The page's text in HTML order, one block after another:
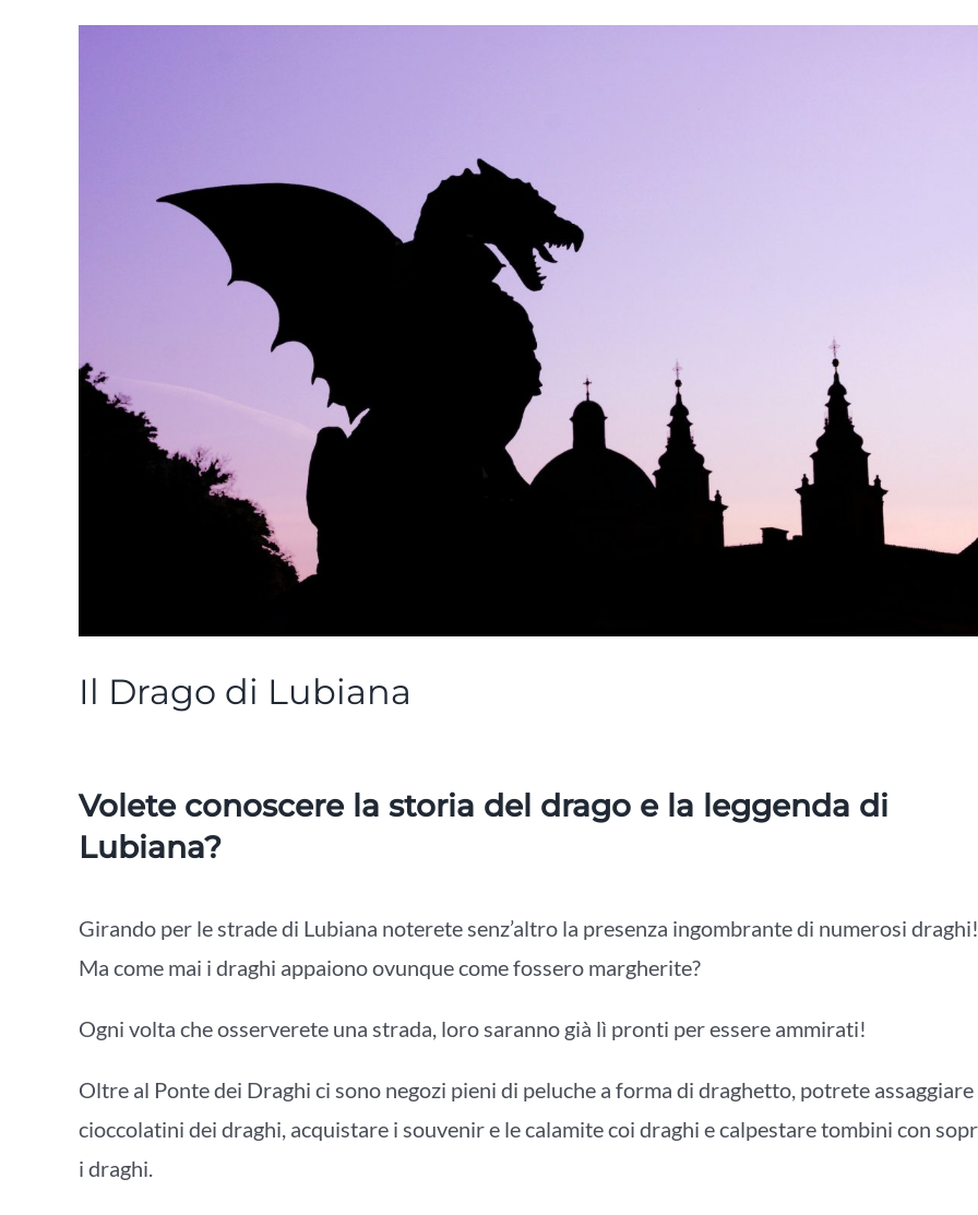
Il Drago di Lubiana
Volete conoscere la storia del drago e la leggenda di
Lubiana?
Girando per le strade di Lubiana noterete senz’altro la presenza ingombrante di numerosi draghi!
Ma come mai i draghi appaiono ovunque come fossero margherite?
Ogni volta che osserverete una strada, loro saranno già lì pronti per essere ammirati!
Oltre al Ponte dei Draghi ci sono negozi pieni di peluche a forma di draghetto, potrete assaggiare
cioccolatini dei draghi, acquistare i souvenir e le calamite coi draghi e calpestare tombini con
i draghi.